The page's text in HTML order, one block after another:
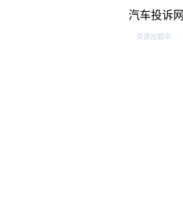
汽车投诉网
资源加载中...